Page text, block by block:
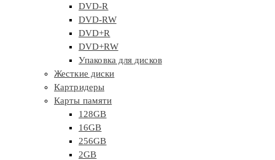
DVD-R
DVD-RW
DVD+R
DVD+RW
Упаковка для дисков
Жесткие диски
Картридеры
Карты памяти
128GB
16GB
256GB
2GB